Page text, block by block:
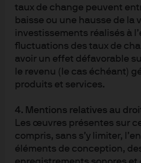
taux de change peuvent
baisse ou une hausse de la
investissements réalisés à
fluctuations des taux de
avoir un effet défavorable
le revenu (le cas échéant)
produits et services.
4. Mentions relatives au
Les œuvres présentes sur
compris, sans s’y limiter,
éléments de conception,
Conditions générales
Confidentialité et sécurité
Informations sur les cookies
Accessibilité
"Stewardship" de l'investissement
J.P. Morgan